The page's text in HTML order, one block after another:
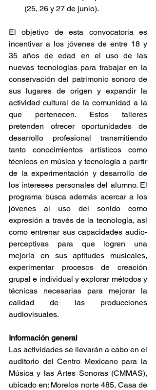
(25, 26 y 27 de junio).
El objetivo de esta convocatoria es
incentivar a los jóvenes de entre 18 y
35 años de edad en el uso de las
nuevas tecnologías para trabajar en la
conservación del patrimonio sonoro de
sus lugares de origen y expandir la
actividad cultural de la comunidad a la
que pertenecen. Estos talleres
pretenden ofrecer oportunidades de
desarrollo profesional transmitiendo
tanto conocimientos artísticos como
técnicos en música y tecnología a partir
de la experimentación y desarrollo de
los intereses personales del alumno. El
programa busca además acercar a los
jóvenes al uso del sonido como
expresión a través de la tecnología, así
como entrenar sus capacidades audio-
perceptivas para que logren una
mejoría en sus aptitudes musicales,
experimentar procesos de creación
grupal e individual y explorar métodos y
técnicas necesarias para mejorar la
calidad de las producciones
audiovisuales.
Información general
Las actividades se llevarán a cabo en el
auditorio del Centro Mexicano para la
Música y las Artes Sonoras (CMMAS),
ubicado en: Morelos norte 485, Casa de